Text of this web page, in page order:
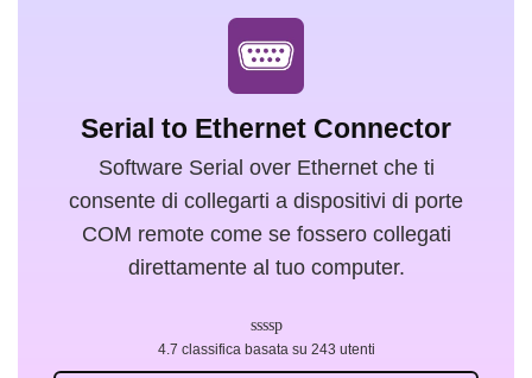
Serial to Ethernet Connector
Software Serial over Ethernet che ti
consente di collegarti a dispositivi di porte
COM remote come se fossero collegati
direttamente al tuo computer.
4.7 classifica basata su 243 utenti